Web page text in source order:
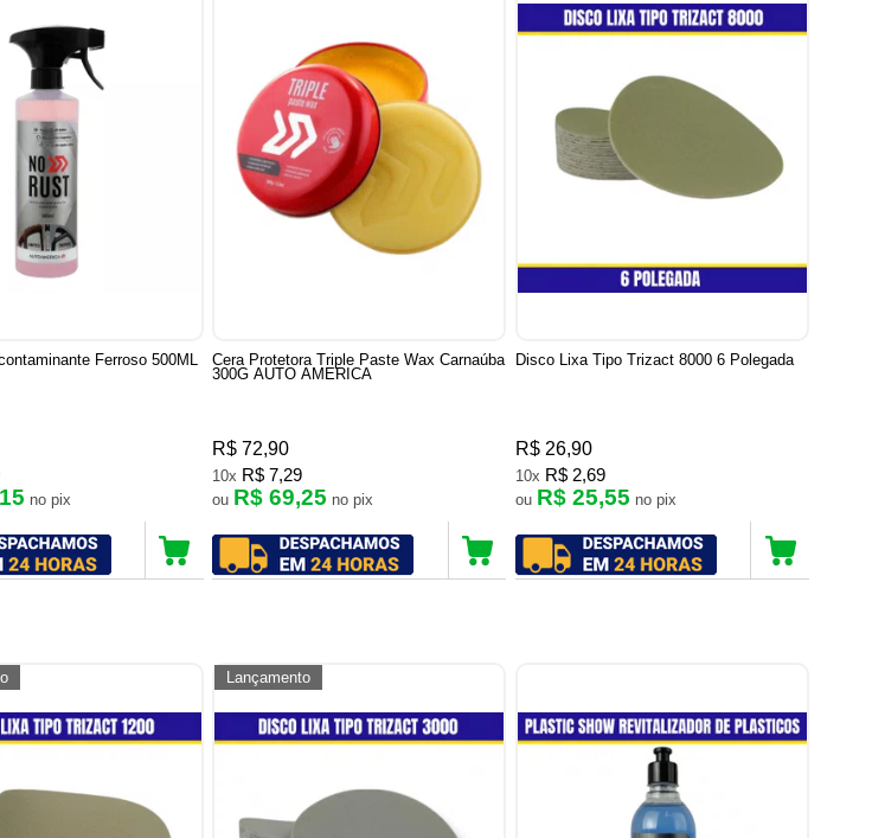
Ferroso 500ML
no pix
Cera Protetora Triple Paste Wax Carnaúba
300G AUTO AMERICA
R$ 72,90
10x R$ 7,29
ou R$ 69,25 no pix
Disco Lixa Tipo Trizact 8000 6 Polegada
R$ 26,90
10x R$ 2,69
ou R$ 25,55 no pix
Lançamento